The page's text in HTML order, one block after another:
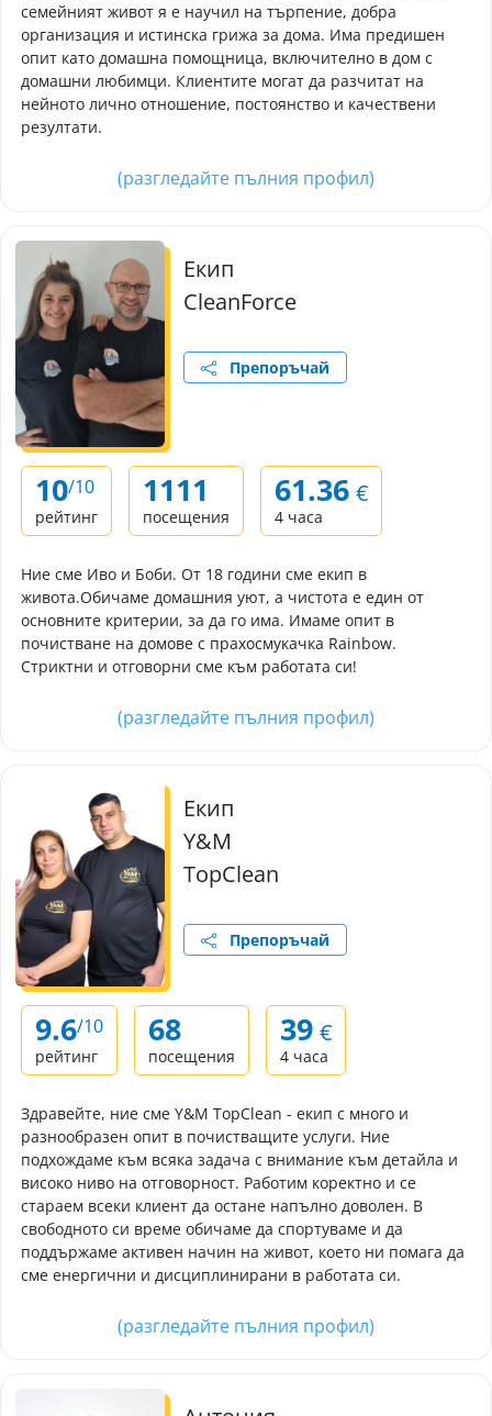
семейният живот я е научил на търпение, добра
организация и истинска грижа за дома. Има предишен
опит като домашна помощница, включително в дом с
домашни любимци. Клиентите могат да разчитат на
нейното лично отношение, постоянство и качествени
резултати.
(разгледайте пълния профил)
Екип
CleanForce
Препоръчай
10/10
рейтинг
1111
посещения
61.36 €
4 часа
Ние сме Иво и Боби. От 18 години сме екип в
живота.Обичаме домашния уют, а чистота е един от
основните критерии, за да го има. Имаме опит в
почистване на домове с прахосмукачка Rainbow.
Стриктни и отговорни сме към работата си!
(разгледайте пълния профил)
Екип
Y&M
TopClean
Препоръчай
9.6/10
рейтинг
68
посещения
39 €
4 часа
Здравейте, ние сме Y&M TopClean - екип с много и
разнообразен опит в почистващите услуги. Ние
подхождаме към всяка задача с внимание към детайла и
високо ниво на отговорност. Работим коректно и се
стараем всеки клиент да остане напълно доволен. В
свободното си време обичаме да спортуваме и да
поддържаме активен начин на живот, което ни помага да
сме енергични и дисциплинирани в работата си.
(разгледайте пълния профил)